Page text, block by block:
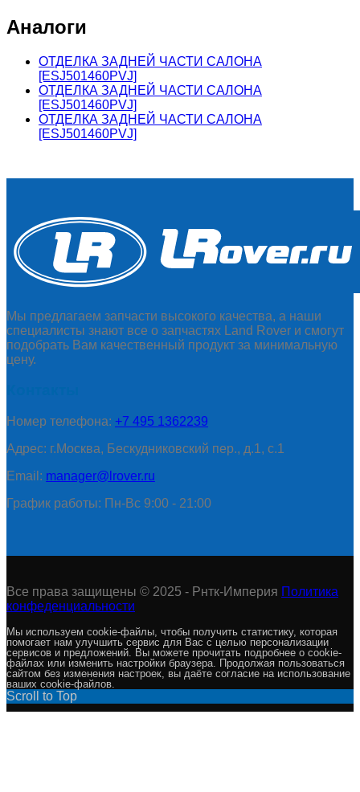
Аналоги
ОТДЕЛКА ЗАДНЕЙ ЧАСТИ САЛОНА
[ESJ501460PVJ]
ОТДЕЛКА ЗАДНЕЙ ЧАСТИ САЛОНА
[ESJ501460PVJ]
ОТДЕЛКА ЗАДНЕЙ ЧАСТИ САЛОНА
[ESJ501460PVJ]
Мы предлагаем запчасти высокого качества, а наши
специалисты знают все о запчастях Land Rover и смогут
подобрать Вам качественный продукт за минимальную
цену.
Номер телефона: +7 495 1362239
Адрес: г.Москва, Бескудниковский пер., д.1, с.1
Email: manager@lrover.ru
График работы: Пн-Вс 9:00 - 21:00
Все права защищены © 2025 - Рнтк-Империя Политика
конфеденциальности
Мы используем cookie-файлы, чтобы получить статистику, которая
помогает нам улучшить сервис для Вас с целью персонализации
сервисов и предложений. Вы можете прочитать подробнее о cookie-
файлах или изменить настройки браузера. Продолжая пользоваться
сайтом без изменения настроек, вы даёте согласие на использование
ваших cookie-файлов.
Scroll to Top